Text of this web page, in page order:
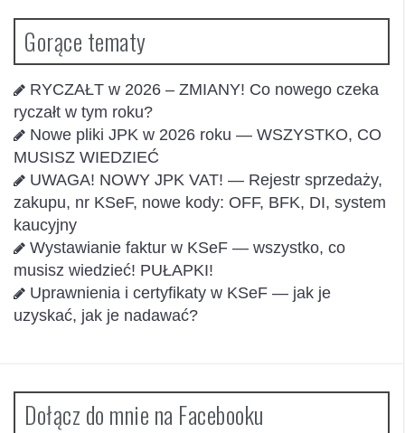
Gorące tematy
RYCZAŁT w 2026 – ZMIANY! Co nowego czeka
ryczałt w tym roku?
Nowe pliki JPK w 2026 roku — WSZYSTKO, CO
MUSISZ WIEDZIEĆ
UWAGA! NOWY JPK VAT! — Rejestr sprzedaży,
zakupu, nr KSeF, nowe kody: OFF, BFK, DI, system
kaucyjny
Wystawianie faktur w KSeF — wszystko, co
musisz wiedzieć! PUŁAPKI!
Uprawnienia i certyfikaty w KSeF — jak je
uzyskać, jak je nadawać?
Dołącz do mnie na Facebooku